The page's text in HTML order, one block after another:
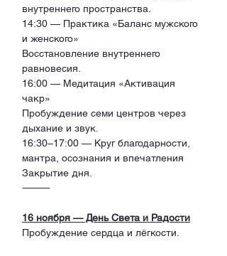
внутреннего пространства.
14:30 — Практика «Баланс мужского
и женского»
Восстановление внутреннего
равновесия.
16:00 — Медитация «Активация
чакр»
Пробуждение семи центров через
дыхание и звук.
16:30–17:00 — Круг благодарности,
мантра, осознания и впечатления
Закрытие дня.
⸻
16 ноября — День Света и Радости
Пробуждение сердца и лёгкости.